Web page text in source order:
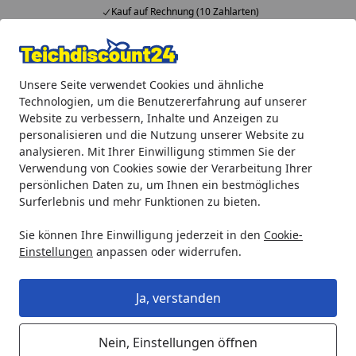
Unsere Seite verwendet Cookies und ähnliche
Technologien, um die Benutzererfahrung auf unserer
Website zu verbessern, Inhalte und Anzeigen zu
personalisieren und die Nutzung unserer Website zu
analysieren. Mit Ihrer Einwilligung stimmen Sie der
Verwendung von Cookies sowie der Verarbeitung Ihrer
persönlichen Daten zu, um Ihnen ein bestmögliches
Surferlebnis und mehr Funktionen zu bieten.
Sie können Ihre Einwilligung jederzeit in den Cookie-
Einstellungen anpassen oder widerrufen.
Ja, verstanden
Nein, Einstellungen öffnen
Kauf auf Rechnung (10 Zahlarten)
Alle Produkte
Mein Konto
Suchen
Startseite
Gardenforma Wasserspiel Magod
Gardenforma Wasserspiel Magod